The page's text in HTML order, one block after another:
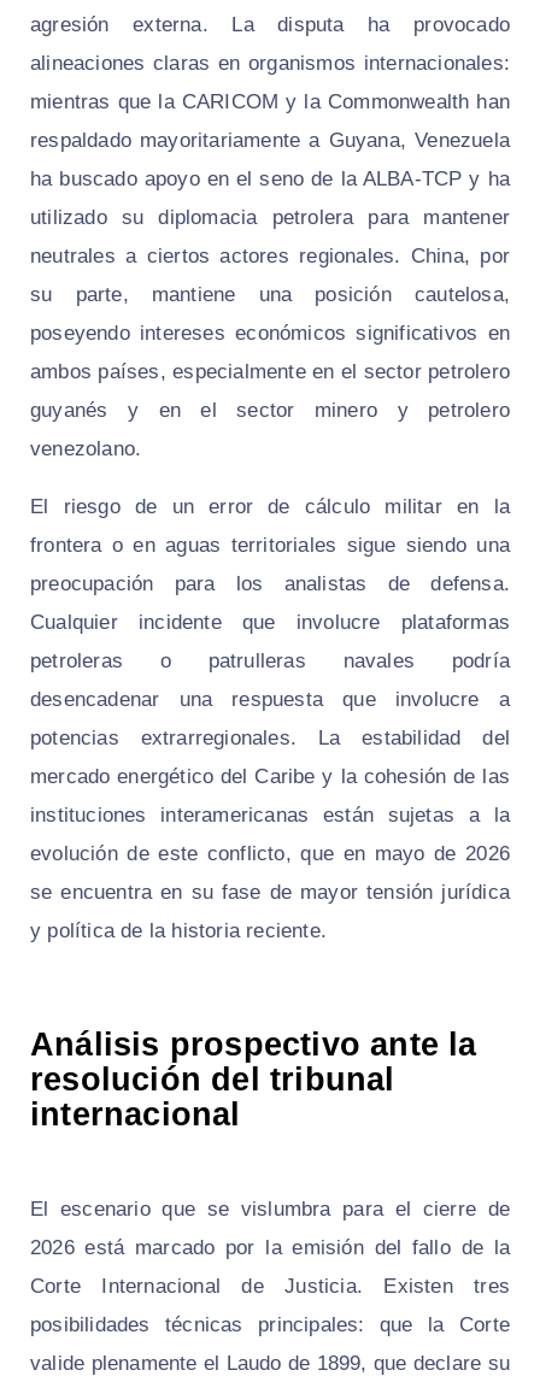
agresión externa. La disputa ha provocado
alineaciones claras en organismos internacionales:
mientras que la CARICOM y la Commonwealth han
respaldado mayoritariamente a Guyana, Venezuela
ha buscado apoyo en el seno de la ALBA-TCP y ha
utilizado su diplomacia petrolera para mantener
neutrales a ciertos actores regionales. China, por
su parte, mantiene una posición cautelosa,
poseyendo intereses económicos significativos en
ambos países, especialmente en el sector petrolero
guyanés y en el sector minero y petrolero
venezolano.
El riesgo de un error de cálculo militar en la
frontera o en aguas territoriales sigue siendo una
preocupación para los analistas de defensa.
Cualquier incidente que involucre plataformas
petroleras o patrulleras navales podría
desencadenar una respuesta que involucre a
potencias extrarregionales. La estabilidad del
mercado energético del Caribe y la cohesión de las
instituciones interamericanas están sujetas a la
evolución de este conflicto, que en mayo de 2026
se encuentra en su fase de mayor tensión jurídica
y política de la historia reciente.
Análisis prospectivo ante la
resolución del tribunal
internacional
El escenario que se vislumbra para el cierre de
2026 está marcado por la emisión del fallo de la
Corte Internacional de Justicia. Existen tres
posibilidades técnicas principales: que la Corte
valide plenamente el Laudo de 1899, que declare su